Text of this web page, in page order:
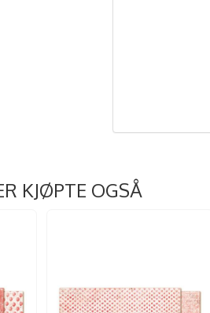
KJØPTE OGSÅ